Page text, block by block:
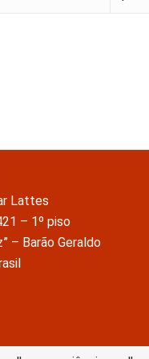
Lattes
– 1º piso
– Barão Geraldo